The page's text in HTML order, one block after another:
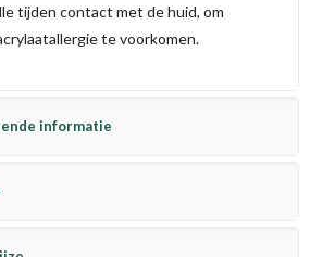
tijden contact met de huid, om
te voorkomen.
informatie